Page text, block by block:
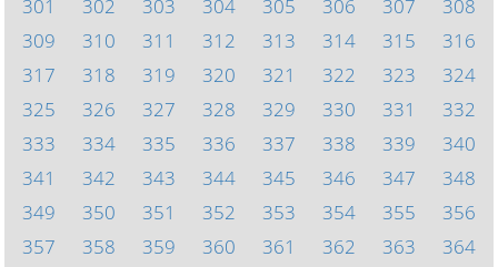
301
302 303 304 305 306 307
308
309
310 311 312 313 314 315
316
317
318 319 320 321 322 323
324
325
326 327 328 329 330 331
332
333
334 335 336 337 338 339
340
341
342 343 344 345 346 347
348
349
350 351 352 353 354 355
356
357
358 359 360 361 362 363
364